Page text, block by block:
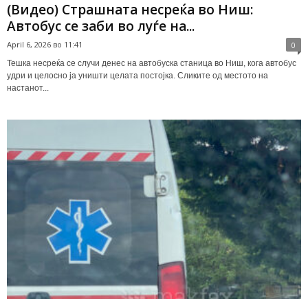
(Видео) Страшната несреќа во Ниш:
Автобус се заби во луѓе на...
April 6, 2026 во 11:41 0
Тешка несреќа се случи денес на автобуска станица во Ниш, кога автобус
удри и целосно ја уништи целата постојка. Сликите од местото на
настанот...